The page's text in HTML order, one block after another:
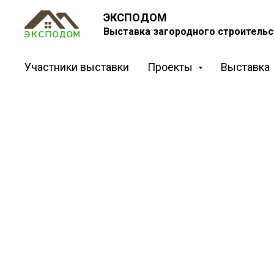
ЭКСПОДОМ
Выставка загородного
Участники выставки Проекты Выставка